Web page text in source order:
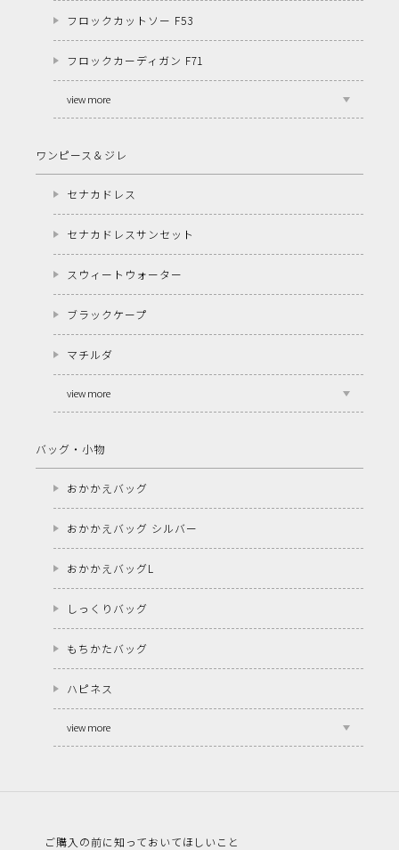
フロックカットソー F53
フロックカーディガン F71
view more
ワンピース＆ジレ
セナカドレス
セナカドレスサンセット
スウィートウォーター
ブラックケープ
マチルダ
view more
バッグ・小物
おかかえバッグ
おかかえバッグ シルバー
おかかえバッグL
しっくりバッグ
もちかたバッグ
ハピネス
view more
ご購入の前に知っておいてほしいこと